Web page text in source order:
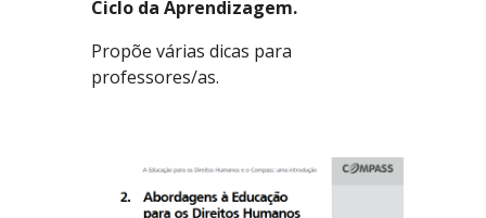
Ciclo da Aprendizagem.
Propõe várias dicas para
professores/as.